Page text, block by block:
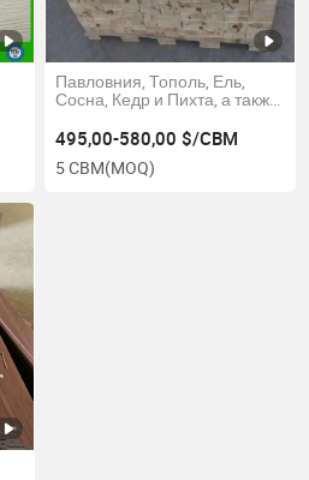
Павловния, Тополь, Ель,
Сосна, Кедр и Пихта, а также
распиленной древесины
495,00-580,00 $/CBM
5 CBM(MOQ)